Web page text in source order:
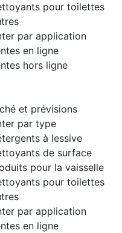
pour toilettes
par application
en ligne
hors ligne
et prévisions
par type
à lessive
de surface
pour la vaisselle
pour toilettes
par application
en ligne